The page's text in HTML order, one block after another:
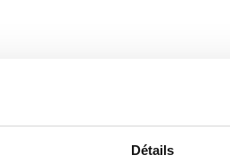
Détails